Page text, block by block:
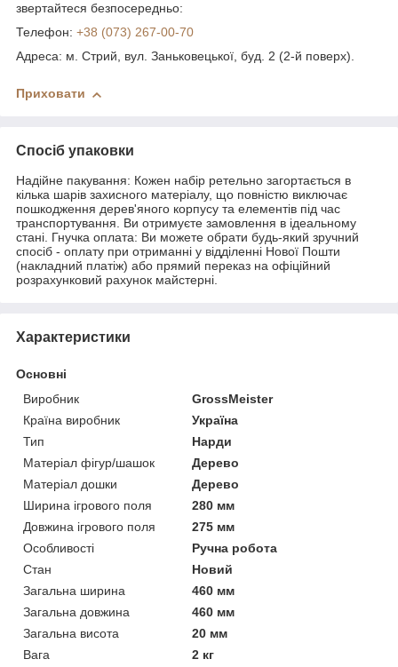
звертайтеся безпосередньо:
Телефон: +38 (073) 267-00-70
Адреса: м. Стрий, вул. Заньковецької, буд. 2 (2-й поверх).
Приховати
Спосіб упаковки
Надійне пакування: Кожен набір ретельно загортається в
кілька шарів захисного матеріалу, що повністю виключає
пошкодження дерев'яного корпусу та елементів під час
транспортування. Ви отримуєте замовлення в ідеальному
стані. Гнучка оплата: Ви можете обрати будь-який зручний
спосіб - оплату при отриманні у відділенні Нової Пошти
(накладний платіж) або прямий переказ на офіційний
розрахунковий рахунок майстерні.
Характеристики
Основні
Виробник
GrossMeister
Країна виробник
Україна
Тип
Нарди
Матеріал фігур/шашок
Дерево
Матеріал дошки
Дерево
Ширина ігрового поля
280 мм
Довжина ігрового поля
275 мм
Особливості
Ручна робота
Стан
Новий
Загальна ширина
460 мм
Загальна довжина
460 мм
Загальна висота
20 мм
Вага
2 кг